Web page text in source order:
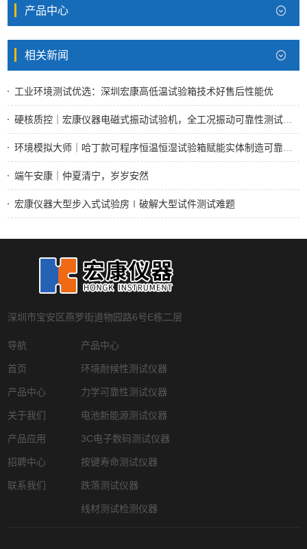
产品中心
相关新闻
工业环境测试优选：深圳宏康高低温试验箱技术好售后性能优
端午安康｜仲夏清宁，岁岁安然
宏康仪器大型步入式试验房∣破解大型试件测试难题
深圳市宝安区燕罗街道物园路6号E栋二层
导航
首页
产品中心
关于我们
产品应用
招聘中心
联系我们
产品中心
环境耐候性测试仪器
力学可靠性测试仪器
电池新能源测试仪器
3C电子数码测试仪器
按键寿命测试仪器
跌落测试仪器
线材测试检测仪器